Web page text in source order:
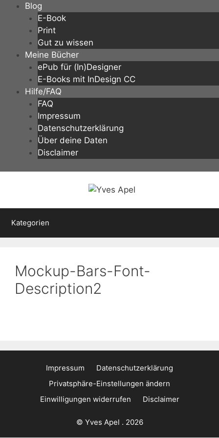
Zum
springen
Blog
E-Book
Print
Gut zu wissen
Meine Bücher
ePub für (In)Designer
E-Books mit InDesign CC
Hilfe/FAQ
FAQ
Impressum
Datenschutzerklärung
Über deine Daten
Disclaimer
Kategorien
Mockup-Bars-Font-
Description2
Impressum
Datenschutzerklärung
Privatsphäre-Einstellungen ändern
Einwilligungen widerrufen
Disclaimer
© Yves Apel . 2026